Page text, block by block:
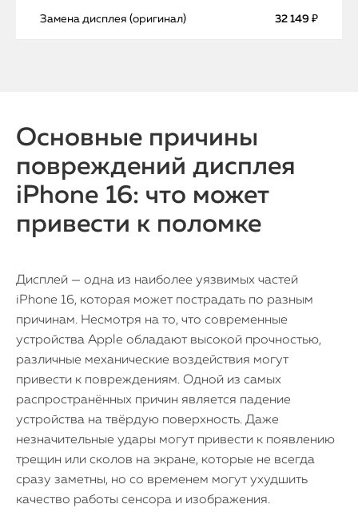
Замена дисплея (оригинал) 32 149 ₽
Основные причины
повреждений дисплея
iPhone 16: что может
привести к поломке
Дисплей — одна из наиболее уязвимых частей
iPhone 16, которая может пострадать по разным
причинам. Несмотря на то, что современные
устройства Apple обладают высокой прочностью,
различные механические воздействия могут
привести к повреждениям. Одной из самых
распространённых причин является падение
устройства на твёрдую поверхность. Даже
незначительные удары могут привести к появлению
трещин или сколов на экране, которые не всегда
сразу заметны, но со временем могут ухудшить
качество работы сенсора и изображения.